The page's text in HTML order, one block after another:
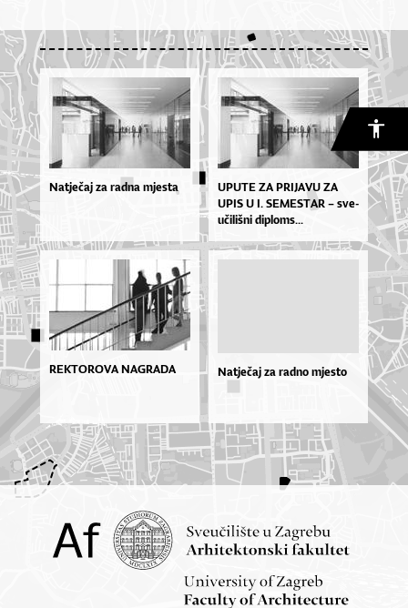
Natječaj za radna mjesta
UPU­TE ZA PRI­JA­VU ZA
UPIS U I. SE­MES­TAR – sve­
u­či­liš­ni di­plo­ms...
REKTOROVA NAGRADA Natječaj za radno mjesto